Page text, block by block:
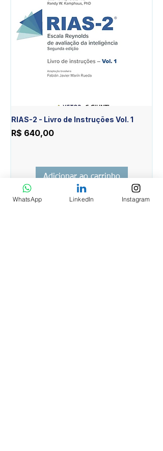
RIAS-2 - Livro de Instruções Vol. 1
Preço
R$ 640,00
Adicionar ao carrinho
WhatsApp LinkedIn Instagram